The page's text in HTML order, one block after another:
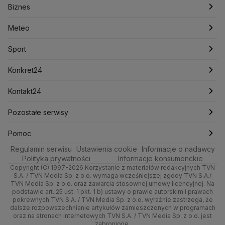
Kryptowaluty
Lotnisko Chopina
Mariusz Błaszczak
Mark Zuckerberg
Ministerstwo Aktywów Państwowych
Ministerstwo Infrastruktury
Ministerstwo Rolnictwa
Ministerstwo Rozwoju i Technologii
Ministerstwo Sportu i Turystyki
Ministerstwo Cyfryzacji
Ministerstwo Edukacji Narodowej
Ministerstwo Finansów
Ministerstwo Klimatu i Środowiska
Ministerstwo Nauki i Szkolnictwa Wyższego
Biznes
Meteo
Sport
Zdrowie
Technologia
Quizy
Tematy
Podcasty
Artykuły
Newslettery
Fakty po Faktach
Fakty o Świecie
Ludzie Faktów
Warszawa
Łódź
Katowice
Kraków
Poznań
Trójmiasto
Kielce
Kujawsko-pomorskie
Lublin
Lubuskie
Biznes
Najnowsze
Notowania
Pieniądze
Nieruchomości
Rynki
Dla firm
Handel
Ze świata
Tech
Moto
Meteo
Pogoda godzinowa
Pogoda długoterminowa
Pogoda na jutro
Pogoda na weekend
Najnowsze
Polska
Prognoza
Świat
Nauka
Sport
Piłka Nożna
Tenis
Kolarstwo
Skoki Narciarskie
Sporty zimowe
Lekkoatletyka
Siatkówka
F1
Konkret24
Najnowsze
Polska
Świat
Polityka
Zdrowie
Tech
Nauka
Kontakt24
Najnowsze
Gorące Tematy
Wyślij zgłoszenie
Pozostałe serwisy
TVN
Dzień Dobry TVN
Uwaga TVN
HGTV
TVN Turbo
Pomoc
Centrum pomocy
Test zgodności
Oglądaj na TV
Zrealizuj voucher
Regulamin serwisu Ustawienia cookie
Informacje o nadawcy
Polityka prywatności
Informacje konsumenckie
Copyright (C) 1997-2026 Korzystanie z materiałów redakcyjnych TVN
S.A. / TVN Media Sp. z o.o. wymaga wcześniejszej zgody TVN S.A./
TVN Media Sp. z o.o. oraz zawarcia stosownej umowy licencyjnej. Na
podstawie art. 25 ust. 1 pkt. 1 b) ustawy o prawie autorskim i prawach
pokrewnych TVN S.A. / TVN Media Sp. z o.o. wyraźnie zastrzega, że
dalsze rozpowszechnianie artykułów zamieszczonych w programach
oraz na stronach internetowych TVN S.A. / TVN Media Sp. z o.o. jest
zabronione.